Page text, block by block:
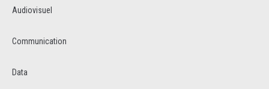
Audiovisuel
Communication
Data